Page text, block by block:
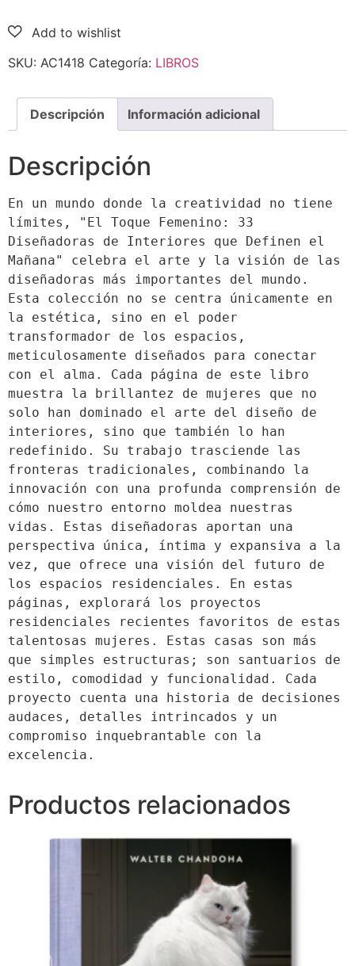
SKU: AC1418 Categoría: LIBROS
Descripción Información adicional
Descripción
En un mundo donde la creatividad no tiene
límites, "El Toque Femenino: 33
Diseñadoras de Interiores que Definen el
Mañana" celebra el arte y la visión de las
diseñadoras más importantes del mundo.
Esta colección no se centra únicamente en
la estética, sino en el poder
transformador de los espacios,
meticulosamente diseñados para conectar
con el alma. Cada página de este libro
muestra la brillantez de mujeres que no
solo han dominado el arte del diseño de
interiores, sino que también lo han
redefinido. Su trabajo trasciende las
fronteras tradicionales, combinando la
innovación con una profunda comprensión de
cómo nuestro entorno moldea nuestras
vidas. Estas diseñadoras aportan una
perspectiva única, íntima y expansiva a la
vez, que ofrece una visión del futuro de
los espacios residenciales. En estas
páginas, explorará los proyectos
residenciales recientes favoritos de estas
talentosas mujeres. Estas casas son más
que simples estructuras; son santuarios de
estilo, comodidad y funcionalidad. Cada
proyecto cuenta una historia de decisiones
audaces, detalles intrincados y un
compromiso inquebrantable con la
excelencia.
Productos relacionados